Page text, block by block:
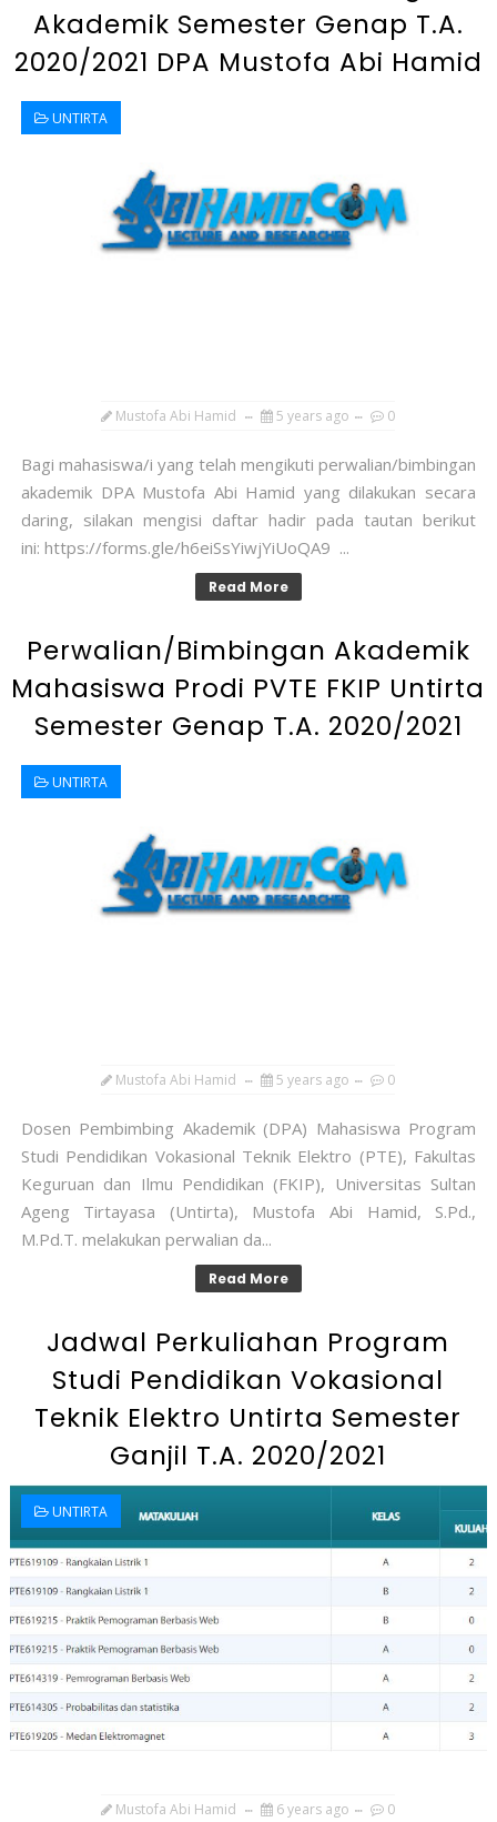
Akademik Semester Genap T.A.
2020/2021 DPA Mustofa Abi Hamid
UNTIRTA
Mustofa Abi Hamid 5 years ago 0
Bagi mahasiswa/i yang telah mengikuti perwalian/bimbingan
akademik DPA Mustofa Abi Hamid yang dilakukan secara
daring, silakan mengisi daftar hadir pada tautan berikut
ini: https://forms.gle/h6eiSsYiwjYiUoQA9 ...
Read More
Perwalian/Bimbingan Akademik
Mahasiswa Prodi PVTE FKIP Untirta
Semester Genap T.A. 2020/2021
UNTIRTA
Mustofa Abi Hamid 5 years ago 0
Dosen Pembimbing Akademik (DPA) Mahasiswa Program
Studi Pendidikan Vokasional Teknik Elektro (PTE), Fakultas
Keguruan dan Ilmu Pendidikan (FKIP), Universitas Sultan
Ageng Tirtayasa (Untirta), Mustofa Abi Hamid, S.Pd.,
M.Pd.T. melakukan perwalian da...
Read More
Jadwal Perkuliahan Program
Studi Pendidikan Vokasional
Teknik Elektro Untirta Semester
Ganjil T.A. 2020/2021
UNTIRTA
Mustofa Abi Hamid 6 years ago 0